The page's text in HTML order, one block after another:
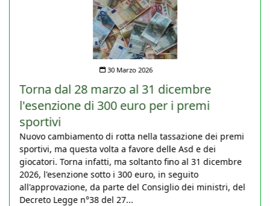
30 Marzo 2026
Torna dal 28 marzo al 31 dicembre
l'esenzione di 300 euro per i premi
sportivi
Nuovo cambiamento di rotta nella tassazione dei premi
sportivi, ma questa volta a favore delle Asd e dei
giocatori. Torna infatti, ma soltanto fino al 31 dicembre
2026, l'esenzione sotto i 300 euro, in seguito
all'approvazione, da parte del Consiglio dei ministri, del
Decreto Legge n°38 del 27...